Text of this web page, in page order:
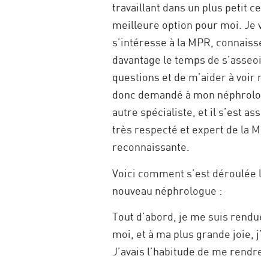
travaillant dans un plus petit
meilleure option pour moi. Je
s’intéresse à la MPR,
davantage le temps de
questions et de m’aider à voir
donc demandé à mon
autre spécialiste, et il s’est
très respecté et expert de la
reconnaissante.
Voici comment s’est
nouveau néphrologue :
Tout d’abord, je me suis
moi, et à ma plus grande joie,
J’avais l’habitude de me